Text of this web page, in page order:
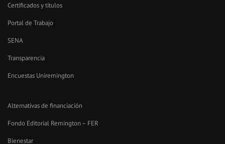
Certificados y títulos
Portal de Trabajo
SENA
Transparencia
Encuestas Uniremington
Alternativas de financiación
Fondo Editorial Remington – FER
Bienestar